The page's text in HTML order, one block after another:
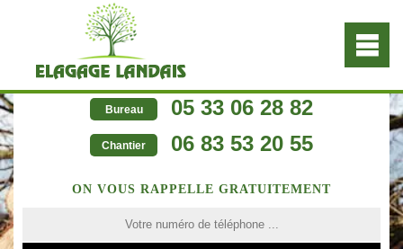
Bureau 05 33 06 28 82
Chantier 06 83 53 20 55
ON VOUS RAPPELLE GRATUITEMENT